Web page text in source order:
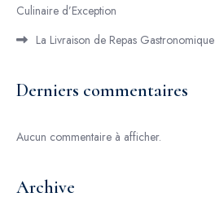
Culinaire d’Exception
La Livraison de Repas
Derniers commentaires
Aucun commentaire à afficher.
Archive